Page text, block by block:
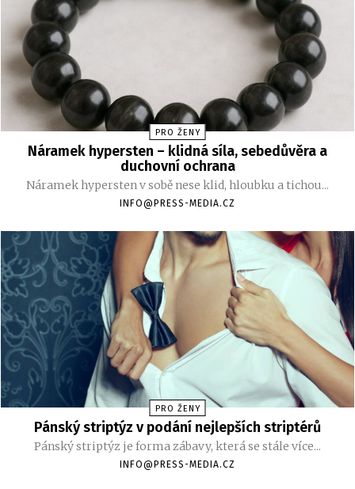
PRO ŽENY
Náramek hypersten – klidná síla, sebedůvěra a
duchovní ochrana
Náramek hypersten v sobě nese klid, hloubku a tichou...
INFO@PRESS-MEDIA.CZ
PRO ŽENY
Pánský striptýz v podání nejlepších striptérů
Pánský striptýz je forma zábavy, která se stále více...
INFO@PRESS-MEDIA.CZ